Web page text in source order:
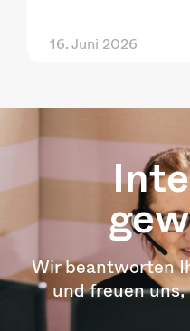
16. Juni 2026
Wir beantworten
und freuen